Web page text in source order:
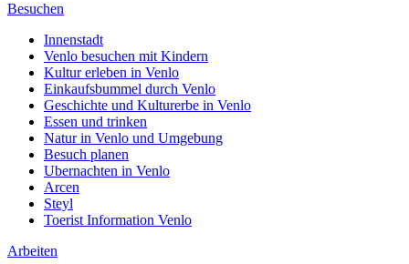
Besuchen
Innenstadt
Venlo besuchen mit Kindern
Kultur erleben in Venlo
Einkaufsbummel durch Venlo
Geschichte und Kulturerbe in Venlo
Essen und trinken
Natur in Venlo und Umgebung
Besuch planen
Ubernachten in Venlo
Arcen
Steyl
Toerist Information Venlo
Arbeiten